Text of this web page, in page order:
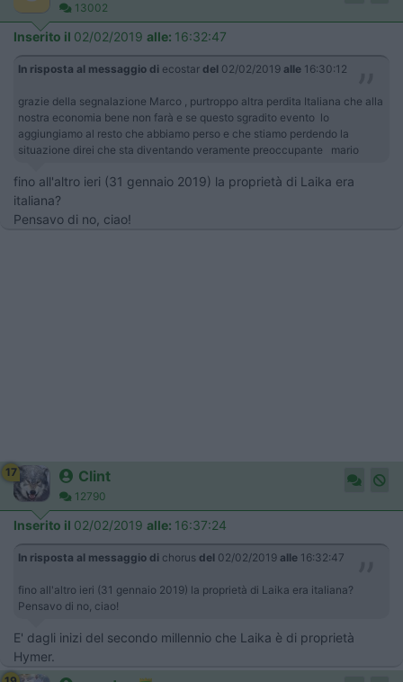
13002
Inserito il 02/02/2019 alle: 16:32:47
In risposta al messaggio di ecostar del 02/02/2019 alle 16:30:12
grazie della segnalazione Marco , purtroppo altra perdita Italiana che alla
nostra economia bene non farà e se questo sgradito evento lo
aggiungiamo al resto che abbiamo perso e che stiamo perdendo la
situazione direi che sta diventando veramente preoccupante mario
fino all'altro ieri (31 gennaio 2019) la proprietà di Laika era
italiana?
Pensavo di no, ciao!
17 Clint
12790
Inserito il 02/02/2019 alle: 16:37:24
In risposta al messaggio di chorus del 02/02/2019 alle 16:32:47
fino all'altro ieri (31 gennaio 2019) la proprietà di Laika era italiana?
Pensavo di no, ciao!
E' dagli inizi del secondo millennio che Laika è di proprietà
Hymer.